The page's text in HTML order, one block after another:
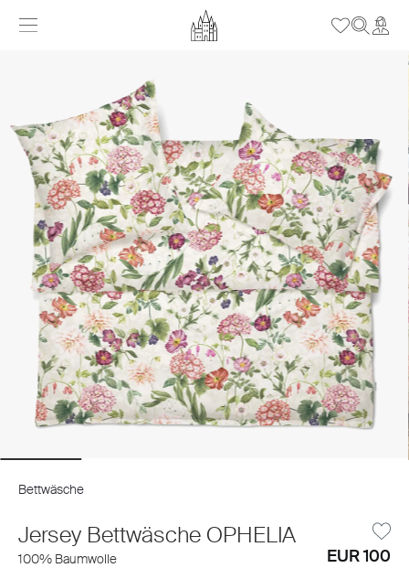
Bettwäsche
Jersey Bettwäsche OPHELIA
100% Baumwolle EUR 100